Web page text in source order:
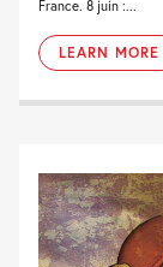
France. 8 juin :...
LEARN MORE